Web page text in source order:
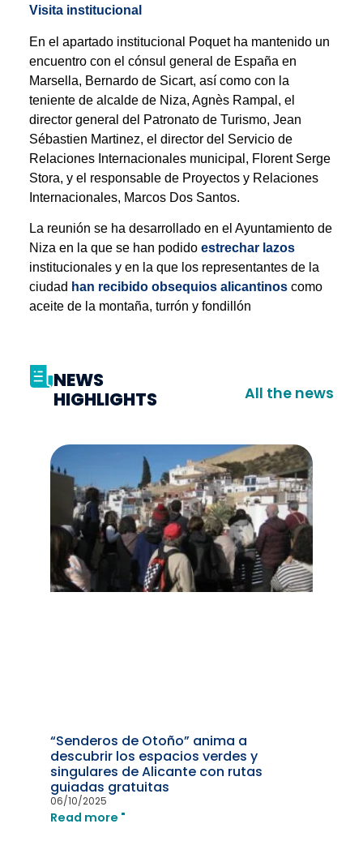
Visita institucional
En el apartado institucional Poquet ha mantenido un
encuentro con el cónsul general de España en
Marsella, Bernardo de Sicart, así como con la
teniente de alcalde de Niza, Agnès Rampal, el
director general del Patronato de Turismo, Jean
Sébastien Martinez, el director del Servicio de
Relaciones Internacionales municipal, Florent Serge
Stora, y el responsable de Proyectos y Relaciones
Internacionales, Marcos Dos Santos.
La reunión se ha desarrollado en el Ayuntamiento de
Niza en la que se han podido estrechar lazos
institucionales y en la que los representantes de la
ciudad han recibido obsequios alicantinoscomo
aceite de la montaña, turrón y fondillón
NEWS
HIGHLIGHTS
All the news
“Senderos de Otoño” anima a
descubrir los espacios verdes y
singulares de Alicante con rutas
guiadas gratuitas
06/10/2025
Read more "